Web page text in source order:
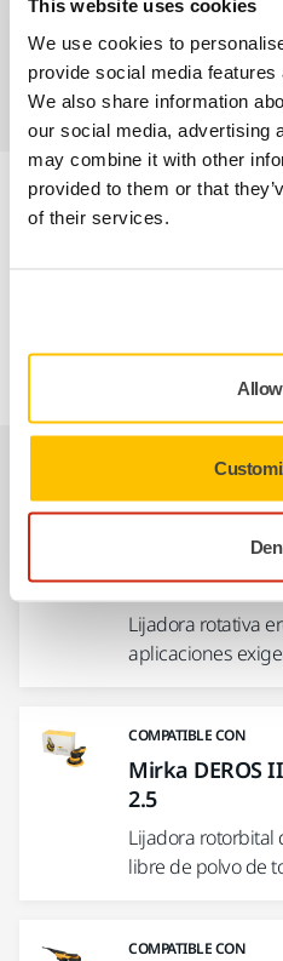
This website uses cookies
We use cookies to
provide social media
We also share information
our social media, advertising
may combine it with other
provided to them or that
of their services.
Garantía Mirka para
Abrasivos y
acabado impecable
Información
Plato para Malla de Ø 150mm
Productos
Mirka® DEROS
Lijadora rotativa
aplicaciones
COMPATIBLE CON
Mirka DEROS
2.5
Lijadora rotorbital
libre de polvo de
COMPATIBLE CON